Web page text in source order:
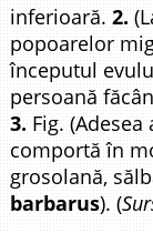
inferioară.2.
popoarelor
începutul
persoană
3. Fig.
comportă în
grosolană,
barbarus). (